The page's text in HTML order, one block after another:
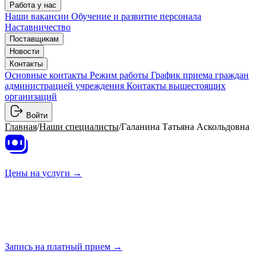
Работа у нас
Наши вакансии Обучение и развитие персонала
Наставничество
Поставщикам
Новости
Контакты
Основные контакты Режим работы График приема граждан
администрацией учреждения Контакты вышестоящих
организаций
Войти
Главная/Наши специалисты/Галанина Татьяна Аскольдовна
Цены на услуги →
Запись на платный прием →